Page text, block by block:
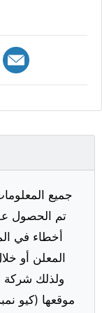
جميع
تم الحصول
أخطاء في
المعلن أو
ولذلك شركة
موقعها (كيو